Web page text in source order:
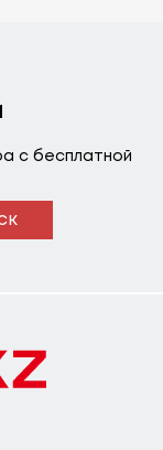
с бесплатной